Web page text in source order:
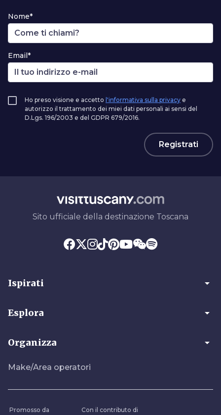
Nome*
Email*
Ho preso visione e accetto l'informativa sulla privacy e
autorizzo il trattamento dei miei dati personali ai sensi del
D.Lgs. 196/2003 e del GDPR 679/2016.
Registrati
Sito ufficiale della destinazione Toscana
Ispirati arrow_drop_down
Esplora arrow_drop_down
Organizza arrow_drop_down
Make/Area operatori
Promosso da Con il contributo di